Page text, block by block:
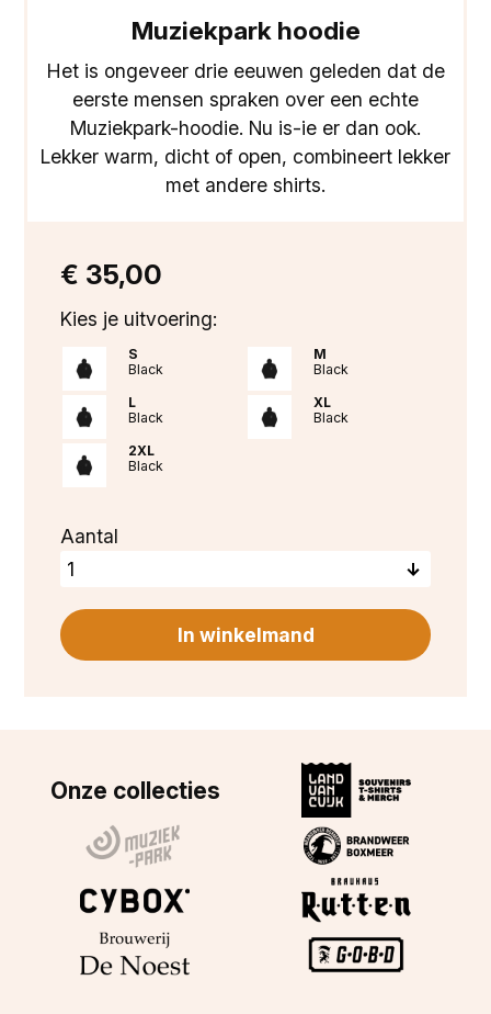
Muziekpark hoodie
Het is ongeveer drie eeuwen geleden dat de
eerste mensen spraken over een echte
Muziekpark-hoodie. Nu is-ie er dan ook.
Lekker warm, dicht of open, combineert lekker
met andere shirts.
€ 35,00
Kies je uitvoering:
S
Black
M
Black
L
Black
XL
Black
2XL
Black
Aantal
Onze collecties